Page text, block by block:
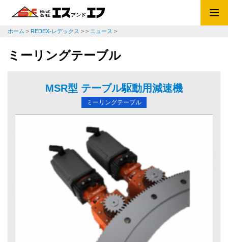
ホーム > REDEX-レデックス > > ニュース >
ミーリングテーブル
MSR型 テーブル駆動用減速機
ミーリングテーブル